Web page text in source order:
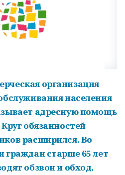
организация
населения
адресную помощь
обязанностей
расширился. Во
граждан старше 65 лет
обзвон и обход,